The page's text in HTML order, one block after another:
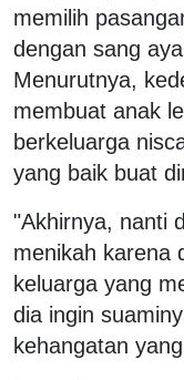
memilih
dengan sang
Menurutnya,
membuat anak
berkeluarga
yang baik buat
"Akhirnya, nanti
menikah karena
keluarga yang
dia ingin
kehangatan